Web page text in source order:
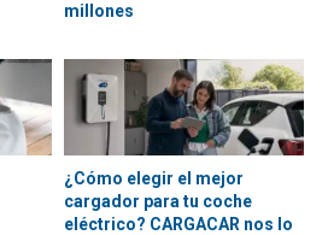
millones
¿Cómo elegir el mejor
cargador para tu coche
eléctrico? CARGACAR nos lo